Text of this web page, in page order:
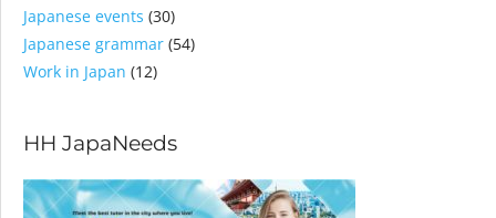
Japanese events (30)
Japanese grammar (54)
Work in Japan (12)
HH JapaNeeds